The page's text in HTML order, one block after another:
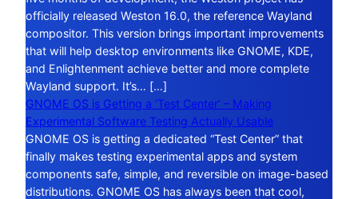
officially released Weston 16.0, the reference Wayland
compositor. This version brings important improvements
that will help desktop environments like GNOME, KDE,
and Enlightenment achieve better and more complete
Wayland support. It’s… […]
GNOME OS is Getting a ‘Test Center’ – Making
Experimental Software Testing Actually Usable
GNOME OS is getting a dedicated “Test Center” that
finally makes testing experimental apps and system
components safe, simple, and reversible on image-based
distributions. GNOME OS has always been that cool,